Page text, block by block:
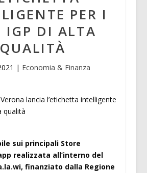
PER I
IGP DI ALTA
QUALITÀ
| Economia & Finanza
sui principali Store
realizzata all’interno del
finanziato dalla Regione